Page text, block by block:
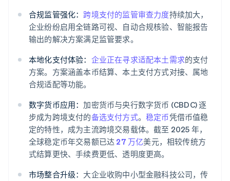
合规监管强化： 跨境支付的监管审查力度持续加大，
企业纷纷启用全链路可视、自动合规核验、智能报告
输出的解决方案满足监管要求。
本地化支付体验： 企业正在寻求适配本土需求的支付
方案。方案涵盖本币结算、本土支付方式对接、属地
合规适配等功能。
数字货币应用：加密货币与央行数字货币 (CBDC) 逐
步成为跨境支付的备选支付方式。稳定币凭借币值稳
定的特性，成为主流跨境交易载体。截至 2025 年，
全球稳定币年交易额已达 27 万亿美元，相较传统方
式结算更快、手续费更低、透明度更高。
市场整合升级： 大企业收购中小型金融科技公司，传